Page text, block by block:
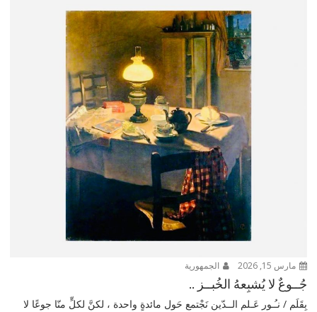
مارس 15, 2026 الجمهورية
جُــوعٌ لا يُشبِعهُ الخُبــز ..
بِقَلَم / نـُـور عَـلم الــدّين نَجْتمع حَول مائدةٍ واحدة ، لكنَّ لكلٍّ منّا جوعًا لا